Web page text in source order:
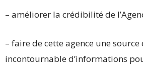
– améliorer la crédibilité de
– faire de cette agence une
incontournable d’informations